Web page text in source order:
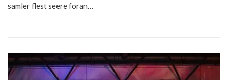
samler flest seere foran…